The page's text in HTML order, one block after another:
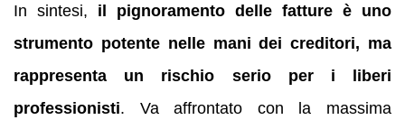
In sintesi, il pignoramento delle fatture è uno
strumento potente nelle mani dei creditori, ma
rappresenta un rischio serio per i liberi
professionisti. Va affrontato con la massima